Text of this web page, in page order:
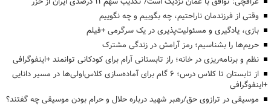
وقتی از فرزندمان ناراحتیم، چه بگوییم و چه نگوییم
بازی، یادگیری و مسئولیت‌پذیری در یک سرگرمی +فیلم
حریم‌ها را بشناسیم؛ رمز آرامش در زندگی مشترک
نظم و برنامه‌ریزی در خانه؛ راز تابستانی آرام برای کودکانی توانمند +اینفوگرافی
از تابستان تا کلاس درس؛ ۶ گام برای آماده‌سازی کلاس‌اولی‌ها در مسیر دانایی
+اینفوگرافی
موسیقی در ترازوی حق/رهبر شهید درباره حلال و حرام بودن موسیقی چه گفتند؟